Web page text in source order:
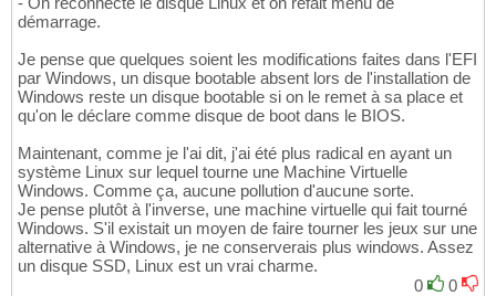
démarrage.
Je pense que quelques soient les modifications faites dans l'EFI
par Windows, un disque bootable absent lors de l'installation de
Windows reste un disque bootable si on le remet à sa place et
qu'on le déclare comme disque de boot dans le BIOS.
Maintenant, comme je l'ai dit, j'ai été plus radical en ayant un
système Linux sur lequel tourne une Machine Virtuelle
Windows. Comme ça, aucune pollution d'aucune sorte.
Je pense plutôt à l'inverse, une machine virtuelle qui fait tourné
Windows. S'il existait un moyen de faire tourner les jeux sur une
alternative à Windows, je ne conserverais plus windows. Assez
un disque SSD, Linux est un vrai charme.
0
0